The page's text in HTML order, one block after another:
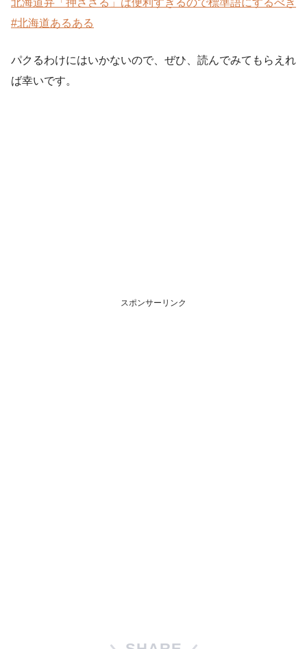
北海道弁「押ささる」は便利すぎるので標準語にするべき
#北海道あるある
パクるわけにはいかないので、ぜひ、読んでみてもらえれ
ば幸いです。
スポンサーリンク